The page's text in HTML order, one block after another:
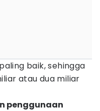
baik, sehingga
atau dua miliar
penggunaan